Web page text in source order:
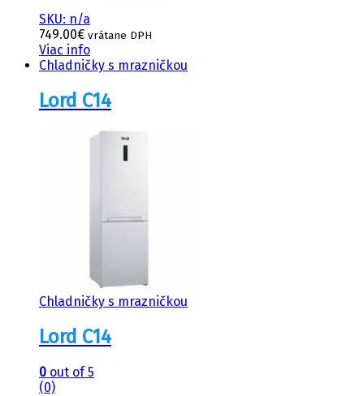
SKU: n/a
749.00€ vrátane DPH
Viac info
Chladničky s mrazničkou
Lord C14
Chladničky s mrazničkou
Lord C14
0 out of 5
(0)